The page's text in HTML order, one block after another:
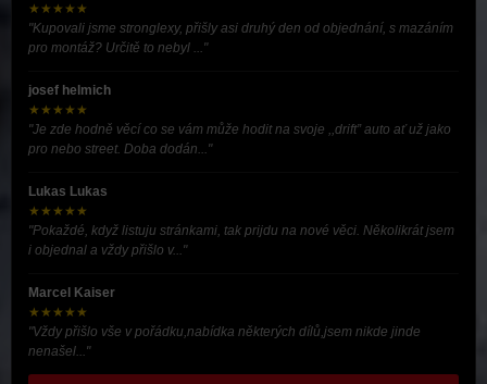
★★★★★
"Kupovali jsme stronglexy, přišly asi druhý den od objednání, s mazáním
pro montáž? Určitě to nebyl ..."
josef helmich
★★★★★
"Je zde hodně věcí co se vám může hodit na svoje ,,drift” auto ať už jako
pro nebo street. Doba dodán..."
Lukas Lukas
★★★★★
"Pokaždé, když listuju stránkami, tak prijdu na nové věci. Několikrát jsem
i objednal a vždy přišlo v..."
Marcel Kaiser
★★★★★
"Vždy přišlo vše v pořádku,nabídka některých dílů,jsem nikde jinde
nenašel..."